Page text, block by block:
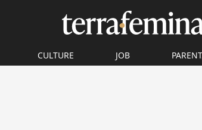
CULTURE JOB